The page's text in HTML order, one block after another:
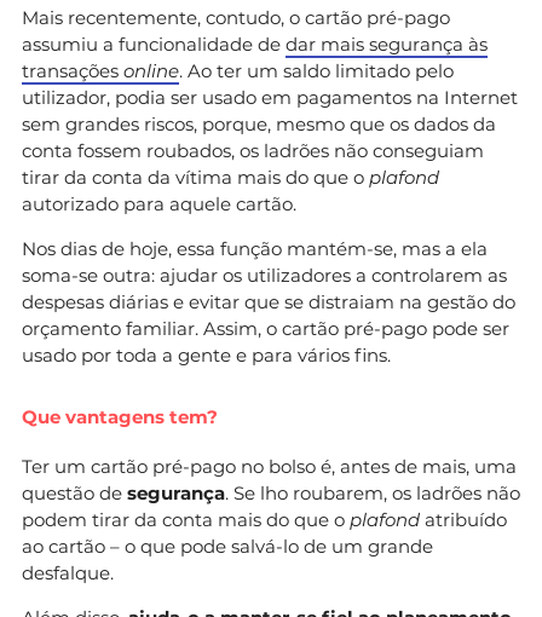
Mais recentemente, contudo, o cartão pré-pago
assumiu a funcionalidade de dar mais segurança às
transações online. Ao ter um saldo limitado pelo
utilizador, podia ser usado em pagamentos na Internet
sem grandes riscos, porque, mesmo que os dados da
conta fossem roubados, os ladrões não conseguiam
tirar da conta da vítima mais do que o plafond
autorizado para aquele cartão.
Nos dias de hoje, essa função mantém-se, mas a ela
soma-se outra: ajudar os utilizadores a controlarem as
despesas diárias e evitar que se distraiam na gestão do
orçamento familiar. Assim, o cartão pré-pago pode ser
usado por toda a gente e para vários fins.
Que vantagens tem?
Ter um cartão pré-pago no bolso é, antes de mais, uma
questão de segurança. Se lho roubarem, os ladrões não
podem tirar da conta mais do que o plafond atribuído
ao cartão – o que pode salvá-lo de um grande
desfalque.